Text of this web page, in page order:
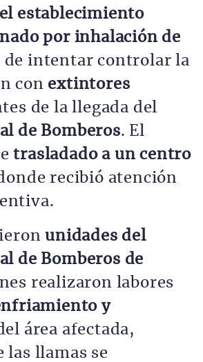
establecimiento
por inhalación de
de intentar controlar la
con extintores
de la llegada del
de Bomberos. El
trasladado a un centro
recibió atención
unidades del
de Bomberos de
realizaron labores
y
área afectada,
las llamas se